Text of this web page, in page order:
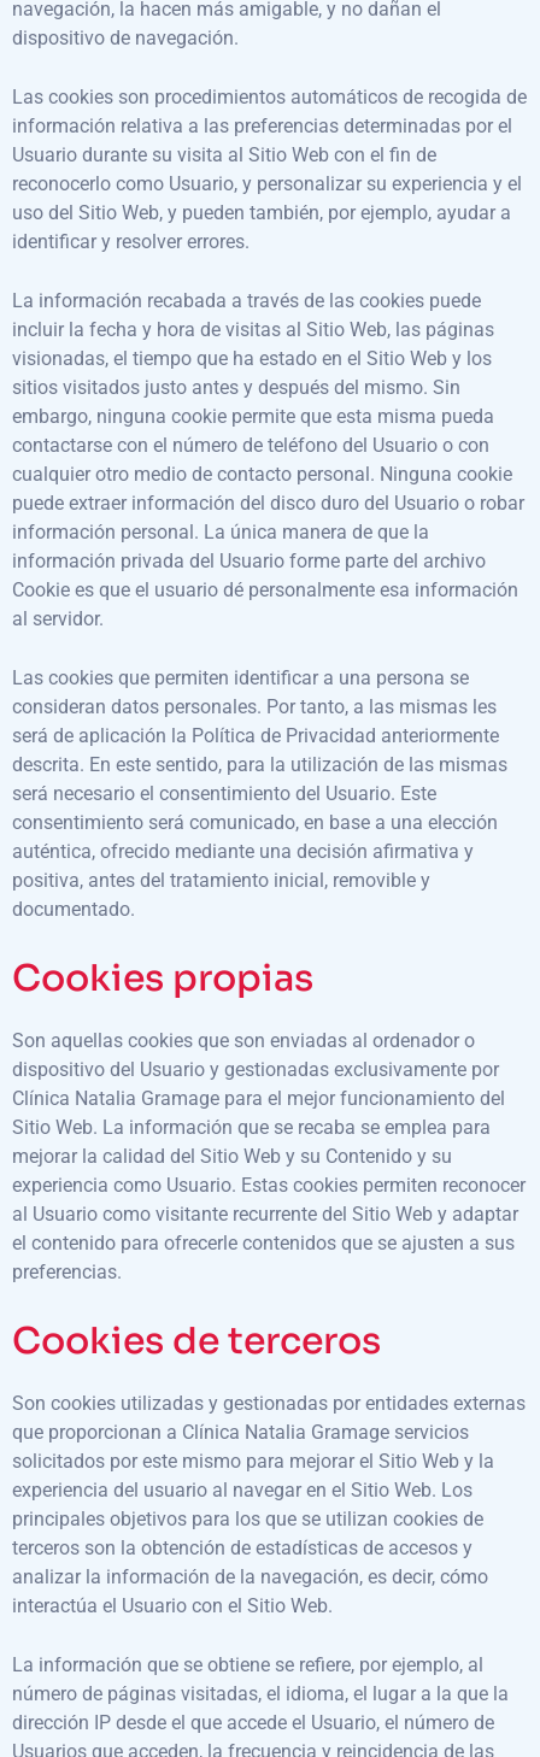
navegación, la hacen más amigable, y no dañan el
dispositivo de navegación.
Las cookies son procedimientos automáticos de recogida de
información relativa a las preferencias determinadas por el
Usuario durante su visita al Sitio Web con el fin de
reconocerlo como Usuario, y personalizar su experiencia y el
uso del Sitio Web, y pueden también, por ejemplo, ayudar a
identificar y resolver errores.
La información recabada a través de las cookies puede
incluir la fecha y hora de visitas al Sitio Web, las páginas
visionadas, el tiempo que ha estado en el Sitio Web y los
sitios visitados justo antes y después del mismo. Sin
embargo, ninguna cookie permite que esta misma pueda
contactarse con el número de teléfono del Usuario o con
cualquier otro medio de contacto personal. Ninguna cookie
puede extraer información del disco duro del Usuario o robar
información personal. La única manera de que la
información privada del Usuario forme parte del archivo
Cookie es que el usuario dé personalmente esa información
al servidor.
Las cookies que permiten identificar a una persona se
consideran datos personales. Por tanto, a las mismas les
será de aplicación la Política de Privacidad anteriormente
descrita. En este sentido, para la utilización de las mismas
será necesario el consentimiento del Usuario. Este
consentimiento será comunicado, en base a una elección
auténtica, ofrecido mediante una decisión afirmativa y
positiva, antes del tratamiento inicial, removible y
documentado.
Cookies propias
Son aquellas cookies que son enviadas al ordenador o
dispositivo del Usuario y gestionadas exclusivamente por
Clínica Natalia Gramage para el mejor funcionamiento del
Sitio Web. La información que se recaba se emplea para
mejorar la calidad del Sitio Web y su Contenido y su
experiencia como Usuario. Estas cookies permiten reconocer
al Usuario como visitante recurrente del Sitio Web y adaptar
el contenido para ofrecerle contenidos que se ajusten a sus
preferencias.
Cookies de terceros
Son cookies utilizadas y gestionadas por entidades externas
que proporcionan a Clínica Natalia Gramage servicios
solicitados por este mismo para mejorar el Sitio Web y la
experiencia del usuario al navegar en el Sitio Web. Los
principales objetivos para los que se utilizan cookies de
terceros son la obtención de estadísticas de accesos y
analizar la información de la navegación, es decir, cómo
interactúa el Usuario con el Sitio Web.
La información que se obtiene se refiere, por ejemplo, al
número de páginas visitadas, el idioma, el lugar a la que la
dirección IP desde el que accede el Usuario, el número de
Usuarios que acceden, la frecuencia y reincidencia de las